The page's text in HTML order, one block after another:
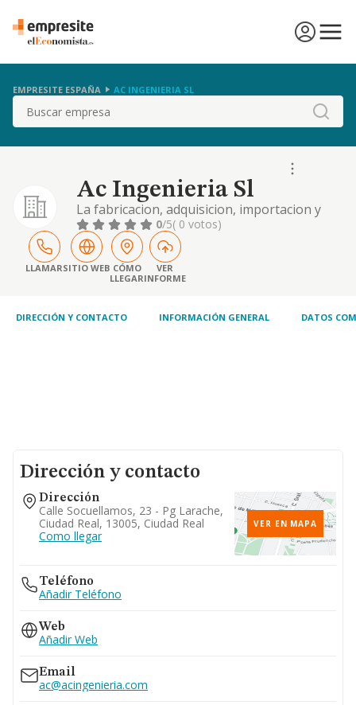
EMPRESITE ESPAÑA AC INGENIERIA SL
Buscar
Ac Ingenieria Sl
La fabricacion, adquisicion, importacion y
comercializacion de objetos de todas clases
para instalaciones electricas y de riego,
aparatos electricos de uso domestico e
industrial, sus accesorios, repuestos y
complementos
0/5( 0 votos)
LLAMARSITIO WEB CÓMO
LLEGAR
VER
INFORME
DIRECCIÓN Y CONTACTO INFORMACIÓN GENERAL DATOS
Dirección y contacto
Dirección
Calle Socuellamos, 23 - Pg Larache,
Ciudad Real, 13005, Ciudad Real
Como llegar
VER EN MAPA
Teléfono
Añadir Teléfono
Web
Añadir Web
Email
ac@acingenieria.com